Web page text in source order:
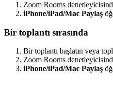
Zoom Rooms
iPhone/iPad/Mac Paylaş
Bir toplantı sırasında
Bir toplantı başlatın veya
Zoom Rooms
iPhone/iPad/Mac Paylaş